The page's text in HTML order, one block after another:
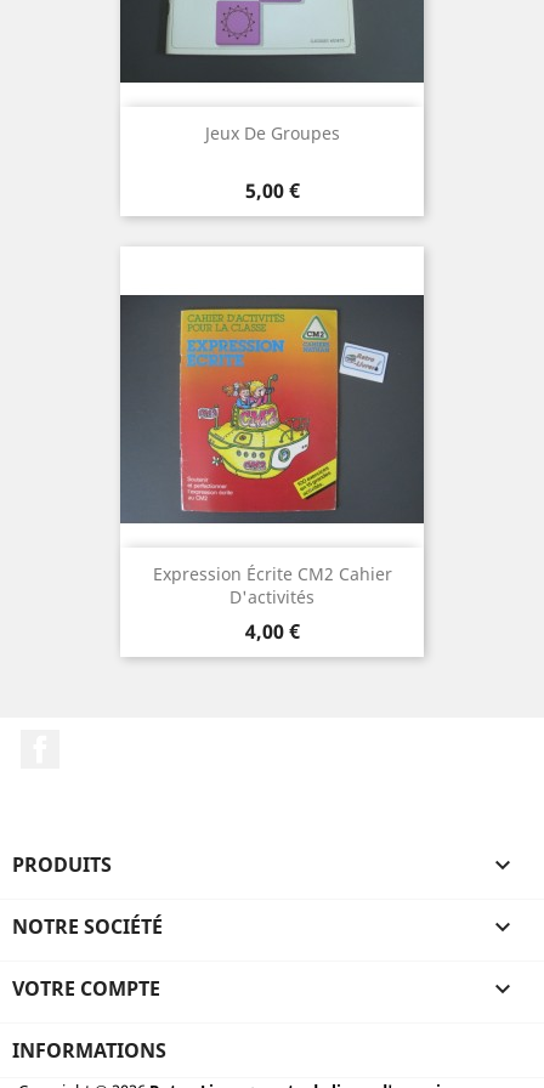
Jeux De Groupes
Prix
5,00 €
Expression Écrite CM2 Cahier
D'activités
Prix
4,00 €
PRODUITS 
NOTRE SOCIÉTÉ 
VOTRE COMPTE 
INFORMATIONS